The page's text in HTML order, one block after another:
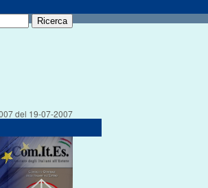
del 19-07-2007